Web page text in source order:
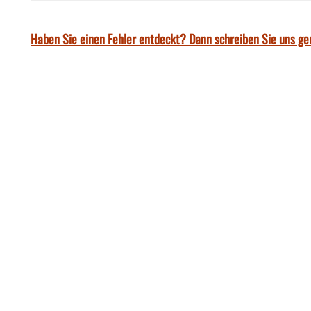
Haben Sie einen Fehler entdeckt? Dann schreiben Sie uns